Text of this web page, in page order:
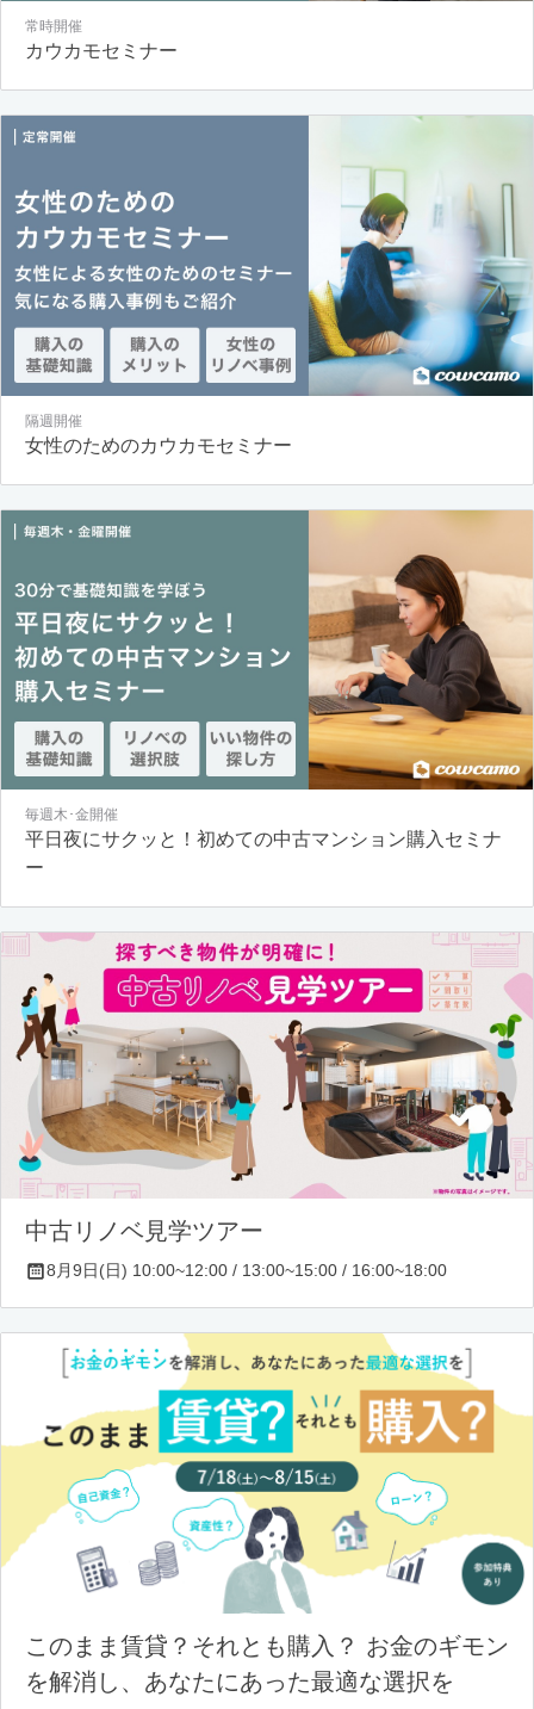
常時開催
カウカモセミナー
隔週開催
女性のためのカウカモセミナー
毎週木･金開催
平日夜にサクッと！初めての中古マンション購入セミナ
ー
中古リノベ見学ツアー
8月9日(日) 10:00~12:00 / 13:00~15:00 / 16:00~18:00
このまま賃貸？それとも購入？ お金のギモン
を解消し、あなたにあった最適な選択を